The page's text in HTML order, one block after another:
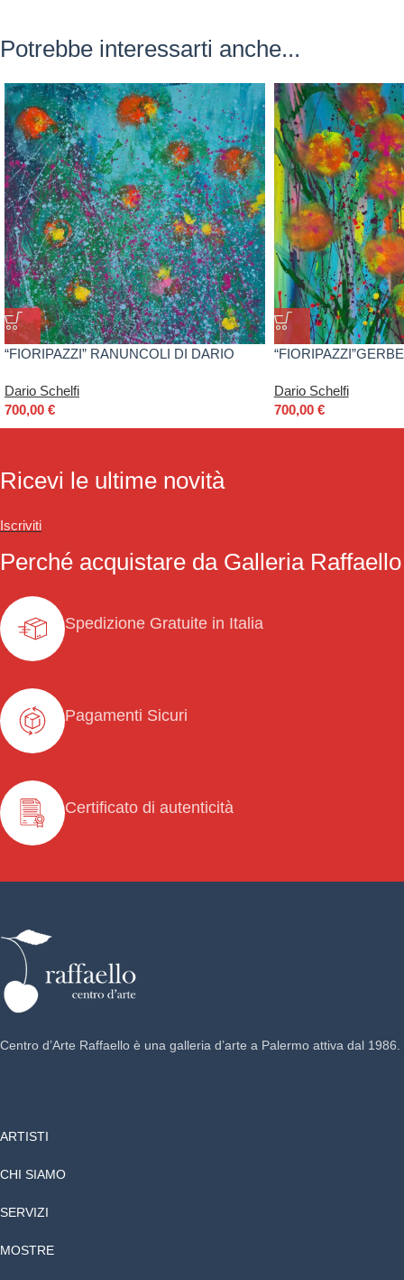
Potrebbe interessarti anche...
“FIORIPAZZI” RANUNCOLI DI DARIO
Dario Schelfi
700,00 €
Dario Schelfi
700,00 €
Ricevi le ultime novità
Iscriviti
Perché acquistare da Galleria Raffaello
Spedizione Gratuite in Italia
Pagamenti Sicuri
Certificato di autenticità
Centro d’Arte Raffaello è una galleria d’arte a Palermo attiva dal 1986.
ARTISTI
CHI SIAMO
SERVIZI
MOSTRE